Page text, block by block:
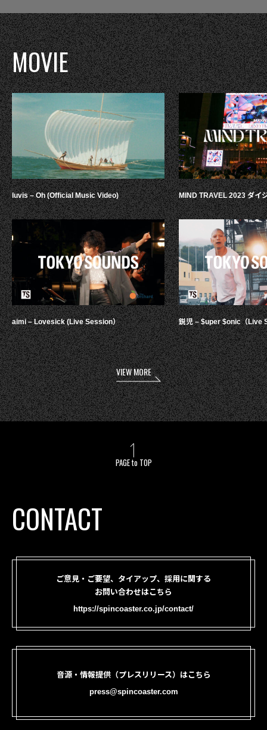
MOVIE
luvis – Oh (Official Music Video)
aimi – Lovesick (Live Session）
MIND TRAVEL 2023 ダイ
鋭児 – $uper $onic（Live
VIEW MORE
PAGE to TOP
CONTACT
ご意見・ご要望、タイアップ、採用に関する
お問い合わせはこちら
https://spincoaster.co.jp/contact/
音源・情報提供（プレスリリース）はこちら
press@spincoaster.com